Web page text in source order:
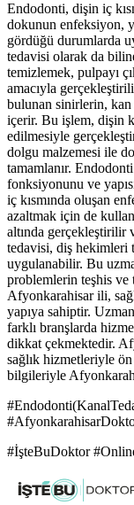
Endodonti, dişin iç
dokunun enfeksiyon,
gördüğü durumlarda
tedavisi olarak da
temizlemek, pulpayı
amacıyla
bulunan sinirlerin, kan
içerir. Bu işlem, dişin
edilmesiyle
dolgu malzemesi ile
tamamlanır.
fonksiyonunu ve
iç kısmında oluşan
azaltmak için de
altında gerçekleştirilir
tedavisi, diş hekimleri
uygulanabilir. Bu
problemlerin teşhis ve
Afyonkarahisar ili,
yapıya sahiptir.
farklı branşlarda
dikkat çekmektedir.
sağlık hizmetleriyle
bilgileriyle
#İşteBuDoktor